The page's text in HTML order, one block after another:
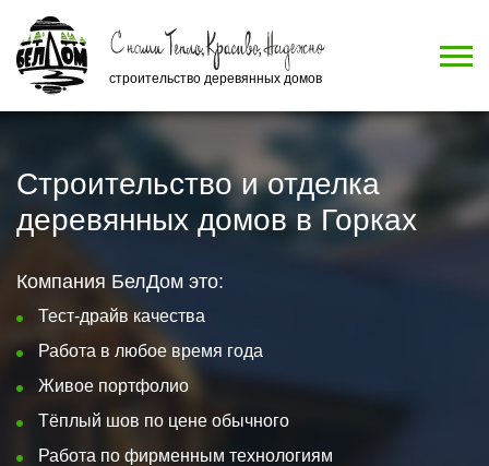
строительство деревянных домов
Строительство и отделка
деревянных домов в Горках
Компания БелДом это:
Тест-драйв качества
Работа в любое время года
Живое портфолио
Тёплый шов по цене обычного
Работа по фирменным технологиям